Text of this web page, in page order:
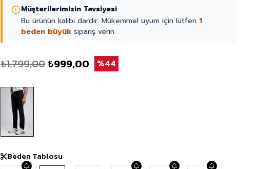
Müşterilerimizin Tavsiyesi
Bu ürünün kalıbı dardır. Mükemmel uyum için lütfen 1
beden büyük sipariş verin.
₺1.799,00₺999,00 44
Beden Tablosu